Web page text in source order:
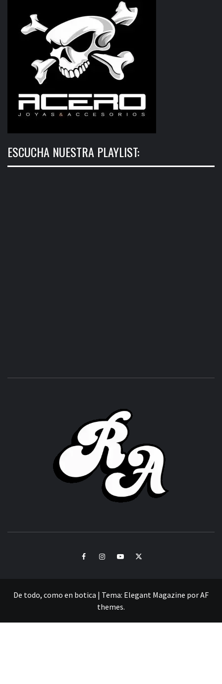
ESCUCHA NUESTRA PLAYLIST:
FacebookInstagramYoutubeTwitter
De todo, como en botica | Tema: Elegant Magazine porAF
themes.